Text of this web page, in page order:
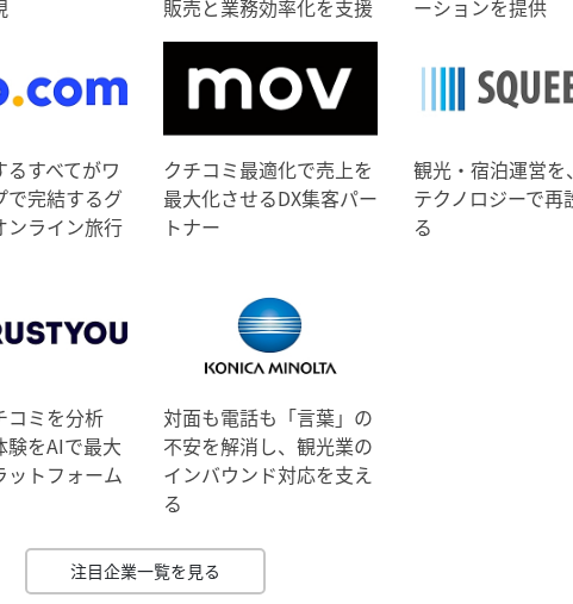
販売と業務効率化を支援
ーションを提供
すべてがワ
で完結するグ
ンライン旅行
クチコミ最適化で売上を
最大化させるDX集客パー
トナー
観光・宿泊運営
テクノロジーで再
る
コミを分析
験をAIで最大
ットフォーム
対面も電話も「言葉」の
不安を解消し、観光業の
インバウンド対応を支え
る
注目企業一覧を見る